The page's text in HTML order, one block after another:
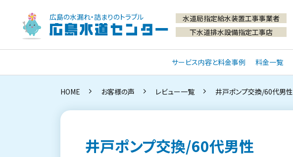
広島の水漏れ・詰まりのトラブル
広島水道センター
サービス内容と料金事例 料金一覧
水道局指定給水装置工事事業者
下水道排水設備指定工事店
HOME お客様の声 レビュー一覧 井戸ポンプ交換/60代男性
井戸ポンプ交換/60代男性